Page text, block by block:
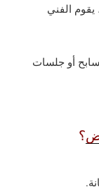
يقوم الفني
أو جلسات
؟